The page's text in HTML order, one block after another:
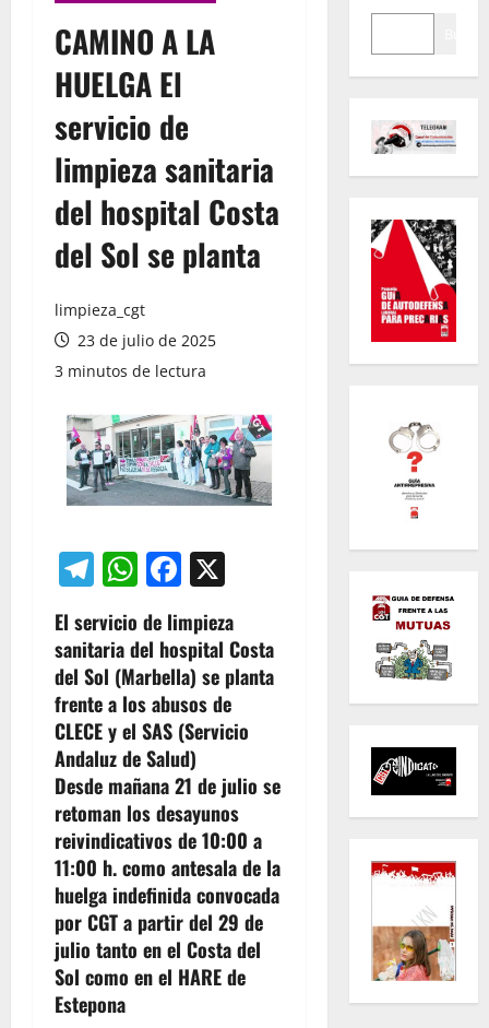
CAMINO A LA
HUELGA El
servicio de
limpieza sanitaria
del hospital Costa
del Sol se planta
limpieza_cgt
23 de julio de 2025
3 minutos de lectura
Telegram
WhatsApp
Facebook
El servicio de limpieza
sanitaria del hospital Costa
del Sol (Marbella) se planta
frente a los abusos de
CLECE y el SAS (Servicio
Andaluz de Salud)
Desde mañana 21 de julio se
retoman los desayunos
reivindicativos de 10:00 a
11:00 h. como antesala de la
huelga indefinida convocada
por CGT a partir del 29 de
julio tanto en el Costa del
Sol como en el HARE de
Estepona